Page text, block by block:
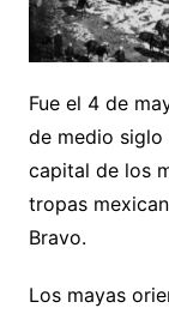
Fue el 4 de
de medio siglo
capital de los
tropas
Bravo.
Los mayas